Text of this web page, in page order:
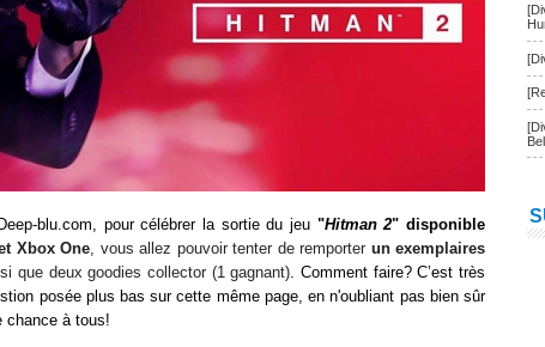
blu.com, pour célébrer la sortie du jeu "Hitman 2"disponible
Xbox One, vous allez pouvoir tenter de remporter un exemplaires
que deux goodies collector (1 gagnant). Comment faire? C’est très
posée plus bas sur cette même page, en n'oubliant pas bien sûr
chance à tous!